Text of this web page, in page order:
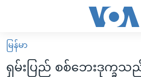
လွယ်ကူ
စေ
မူလစာမျက်နှာ
မြန်မာ
မြန်မာ
ရှမ်းပြည် စစ်ဘေးဒုက္ခသည်